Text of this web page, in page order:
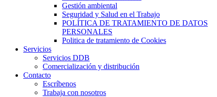
Gestión ambiental
Seguridad y Salud en el Trabajo
POLÍTICA DE TRATAMIENTO DE DATOS
PERSONALES
Politica de tratamiento de Cookies
Servicios
Servicios DDB
Comercialización y distribución
Contacto
Escríbenos
Trabaja con nosotros